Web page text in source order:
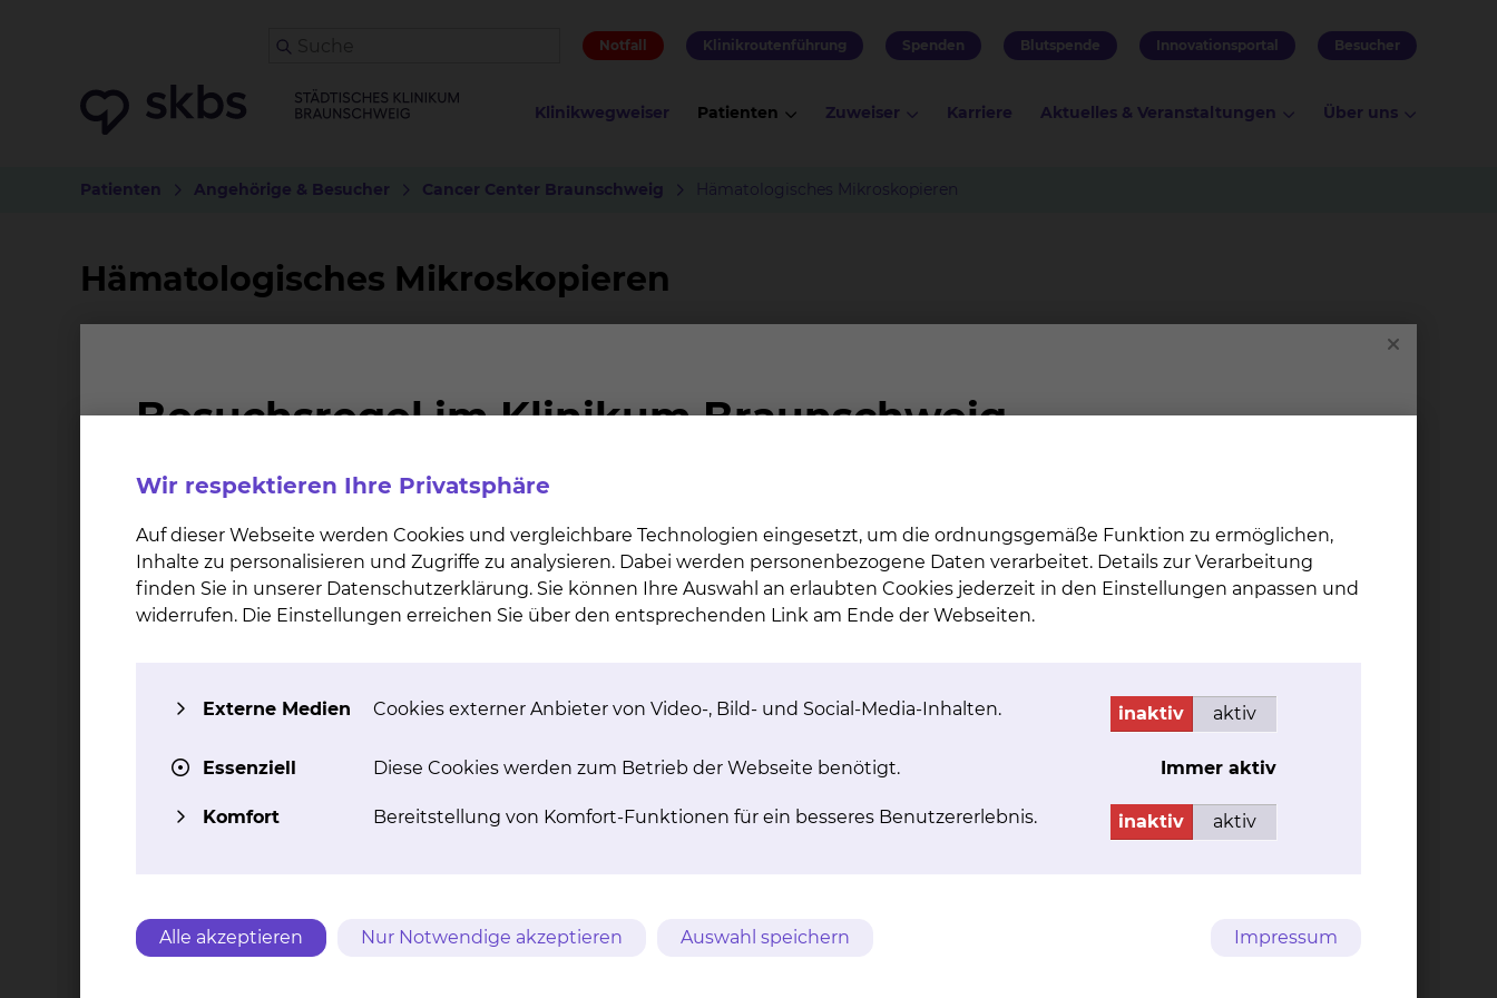
Notfall Klinikroutenführung Spenden Blutspende Innovationsportal Besucher
Klinikwegweiser Patienten Zuweiser Karriere Aktuelles & Veranstaltungen Über uns
Patienten Angehörige & Besucher Cancer Center Braunschweig Hämatologisches Mikroskopieren
Hämatologisches Mikroskopieren
an der Diagnostik und Therapie der Erkrankung beteiligten Befunde und Behandlungsstrategien besprochen. Dieses interdisziplinäre Vorgehen
Wann findet die Konferenz statt?
Donnerstag 14:00 - 14:30 Uhr
Jeden ersten Donnerstag im Monat
Die Konferenz findet gemeinsam mit der Pathologie im Mikroskopiersaal der Pathologie statt.
Wie kann ich als Zuweiser einen Patienten anmelden?
Sie haben jederzeit die Möglichkeit Ihre Patientinnen und Patienten zu einer Tumorkonferenz anzumelden.
Um an einer Tumorkonferenz teilzunehmen, können Sie sich gerne an uns wenden.
Wir respektieren Ihre Privatsphäre
Auf dieser Webseite werden Cookies und vergleichbare Technologien eingesetzt, um die ordnungsgemäße Funktion zu ermöglichen,
Inhalte zu personalisieren und Zugriffe zu analysieren. Dabei werden personenbezogene Daten verarbeitet. Details zur Verarbeitung
finden Sie in unserer Datenschutzerklärung. Sie können Ihre Auswahl an erlaubten Cookies jederzeit in den Einstellungen anpassen und
widerrufen. Die Einstellungen erreichen Sie über den entsprechenden Link am Ende der Webseiten.
Externe Medien Cookies externer Anbieter von Video-, Bild- und Social-Media-Inhalten. inaktiv aktiv
Essenziell Diese Cookies werden zum Betrieb der Webseite benötigt. Immer aktiv
Komfort Bereitstellung von Komfort-Funktionen für ein besseres Benutzererlebnis. inaktiv aktiv
Alle akzeptieren Nur Notwendige akzeptieren Auswahl speichern Impressum